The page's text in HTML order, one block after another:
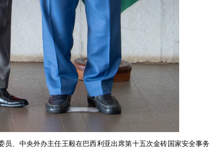
员、中央外办主任王毅在巴西利亚出席第十五次金砖国家安全事务